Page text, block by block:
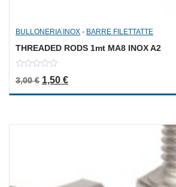
BULLONERIA INOX - BARRE FILETTATTE
THREADED RODS 1mt MA8 INOX A2
out
3,00€ Il prezzo originale era: 3,00 €.
1,50 €Il prezzo attuale è: 1,50 €.